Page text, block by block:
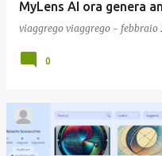
MyLens AI ora genera
viaggrego viaggrego - febbraio
0